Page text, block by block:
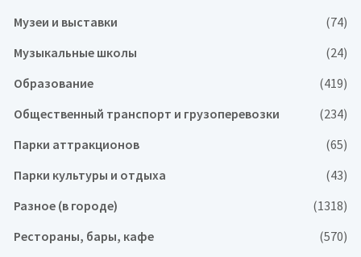
Музеи и выставки
(74)
Музыкальные школы
(24)
Образование
(419)
Общественный транспорт и грузоперевозки
(234)
Парки аттракционов
(65)
Парки культуры и отдыха
(43)
Разное (в городе)
(1318)
Рестораны, бары, кафе
(570)